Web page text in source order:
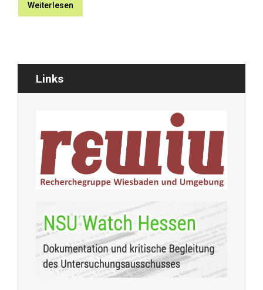
Weiterlesen
Links